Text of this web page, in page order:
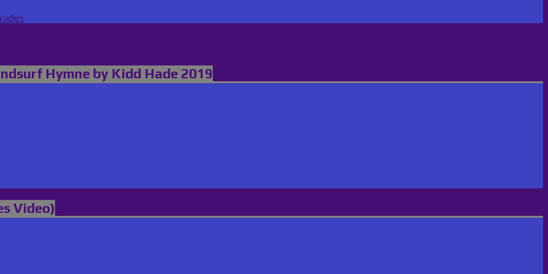
Hymne by Kidd Hade 2019
Video)